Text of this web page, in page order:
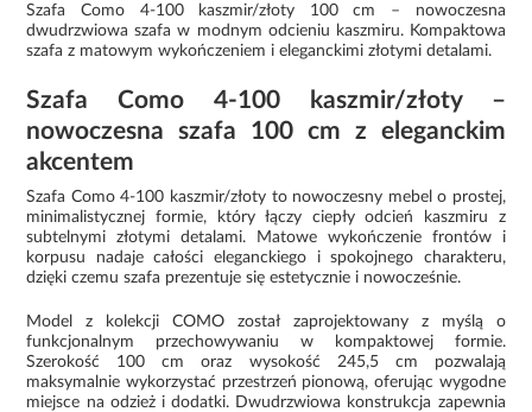
Szafa Como 4-100 kaszmir/złoty 100 cm – nowoczesna
dwudrzwiowa szafa w modnym odcieniu kaszmiru. Kompaktowa
szafa z matowym wykończeniem i eleganckimi złotymi detalami.
Szafa Como 4-100 kaszmir/złoty –
nowoczesna szafa 100 cm z eleganckim
akcentem
Szafa Como 4-100 kaszmir/złoty to nowoczesny mebel o prostej,
minimalistycznej formie, który łączy ciepły odcień kaszmiru z
subtelnymi złotymi detalami. Matowe wykończenie frontów i
korpusu nadaje całości eleganckiego i spokojnego charakteru,
dzięki czemu szafa prezentuje się estetycznie i nowocześnie.
Model z kolekcji COMO został zaprojektowany z myślą o
funkcjonalnym przechowywaniu w kompaktowej formie.
Szerokość 100 cm oraz wysokość 245,5 cm pozwalają
maksymalnie wykorzystać przestrzeń pionową, oferując wygodne
miejsce na odzież i dodatki. Dwudrzwiowa konstrukcja zapewnia